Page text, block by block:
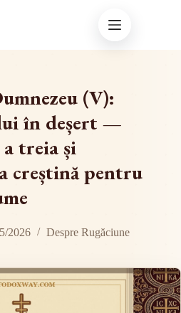
(V):
în deșert —
treia și
creștină pentru
2026 Despre Rugăciune